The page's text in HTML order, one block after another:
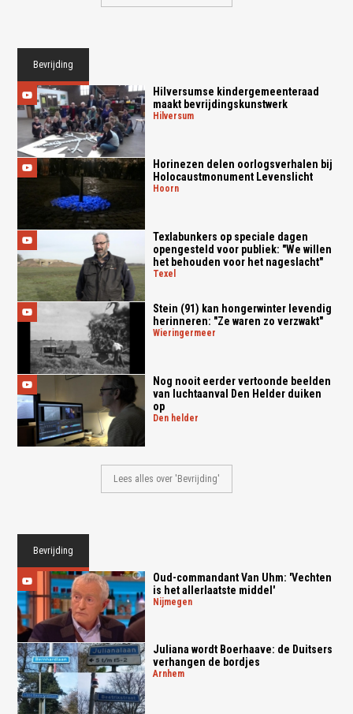
Bevrijding
Hilversumse kindergemeenteraad
maakt bevrijdingskunstwerk
hilversum
Horinezen delen oorlogsverhalen bij
Holocaustmonument Levenslicht
hoorn
Texlabunkers op speciale dagen
opengesteld voor publiek: "We willen
het behouden voor het nageslacht"
texel
Stein (91) kan hongerwinter levendig
herinneren: "Ze waren zo verzwakt"
wieringermeer
Nog nooit eerder vertoonde beelden
van luchtaanval Den Helder duiken
op
den helder
Lees alles over 'Bevrijding'
Bevrijding
Oud-commandant Van Uhm: 'Vechten
is het allerlaatste middel'
nijmegen
Juliana wordt Boerhaave: de Duitsers
verhangen de bordjes
arnhem